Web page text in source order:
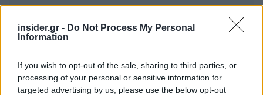
insider.gr - Do Not Process My Personal
Information
If you wish to opt-out of the sale, sharing to third parties, or
processing of your personal or sensitive information for
targeted advertising by us, please use the below opt-out
γραμμές» για το περιβάλλον και τι αλλάζει σε
ξενοδοχεία, νησιά και επενδύσεις
ελληνικής βιομηχανίας